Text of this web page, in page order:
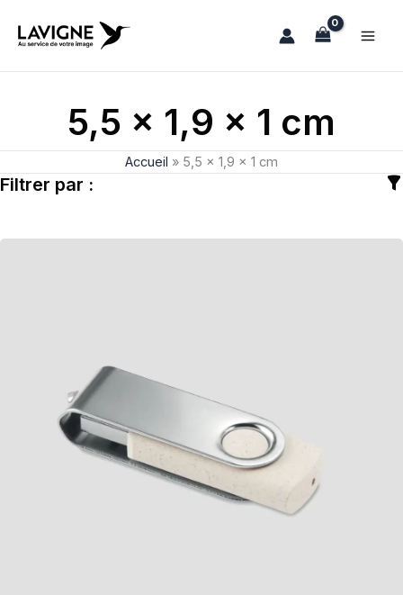
5,5 x 1,9 x 1 cm
Accueil » 5,5 x 1,9 x 1 cm
Filtrer par :